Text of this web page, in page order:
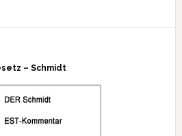
– Schmidt